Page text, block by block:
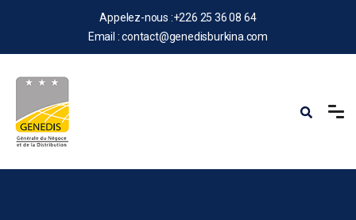
Appelez-nous :+226 25 36 08 64
Email :contact@genedisburkina.com